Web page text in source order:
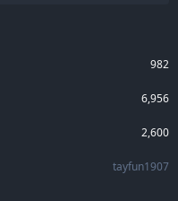
982
6,956
2,600
tayfun1907